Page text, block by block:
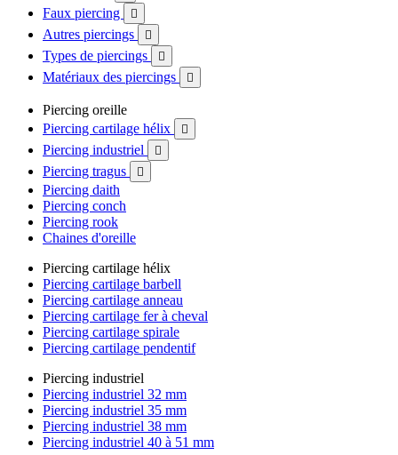
Faux piercing 
Autres piercings 
Types de piercings 
Matériaux des piercings 
Piercing oreille
Piercing cartilage hélix

Piercing industriel 
Piercing tragus 
Piercing daith
Piercing conch
Piercing rook
Chaines d'oreille
Piercing cartilage hélix
Piercing cartilage barbell
Piercing cartilage anneau
Piercing cartilage fer à cheval
Piercing cartilage spirale
Piercing cartilage pendentif
Piercing industriel
Piercing industriel 32 mm
Piercing industriel 35 mm
Piercing industriel 38 mm
Piercing industriel 40 à 51 mm